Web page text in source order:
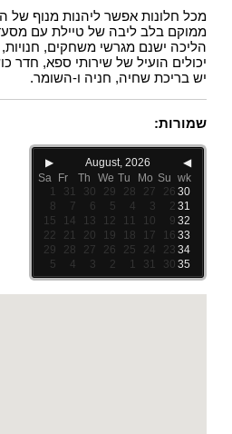
מכל חלונות אפשר ליהנות מנוף של
ממוקם בלב ליבה של טיילת עם
הליכה ישנם מגרשי משחקים,
יכולים הועיל של שירותי ספא, חדר
יש בריכת שחיה, חניה ו-השומר.
שמורות:
◀
August, 2026
▶
wk
Su
Mo
Tu
We
Th
Fr
Sa
30
26
27
28
29
30
31
1
31
2
3
4
5
6
7
8
32
9
10
11
12
13
14
15
33
16
17
18
19
20
21
22
34
23
24
25
26
27
28
29
35
30
31
1
2
3
4
5